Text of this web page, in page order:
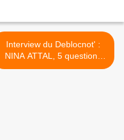
Interview du Deblocnot' :
NINA ATTAL, 5 questions
express, par Rockin-jl >